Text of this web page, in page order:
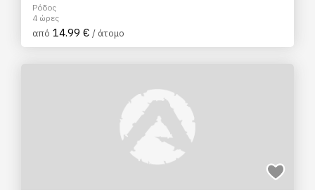
Ρόδος
4 ώρες
από 14.99 € / άτομο